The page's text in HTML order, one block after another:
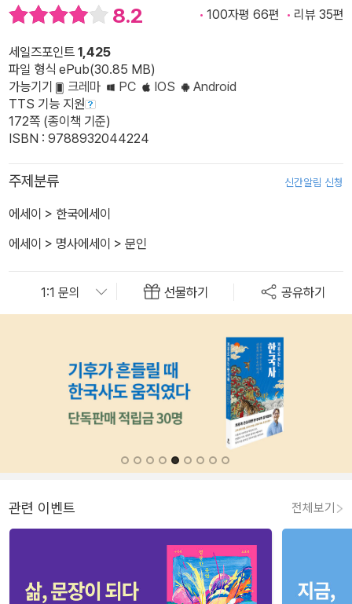
8.2 100자평 66편 리뷰 35편
세일즈포인트 1,425
파일 형식 ePub(30.85 MB)
가능기기
크레마 PC IOS
Android
TTS 기능 지원
172쪽 (종이책 기준)
ISBN : 9788932044224
주제분류 신간알림 신청
에세이 > 한국에세이
에세이 > 명사에세이 > 문인
선물하기 공유하기
관련 이벤트 전체보기